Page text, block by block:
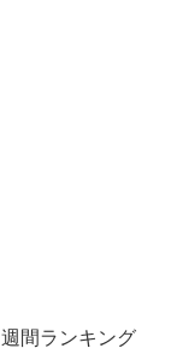
週間ランキング